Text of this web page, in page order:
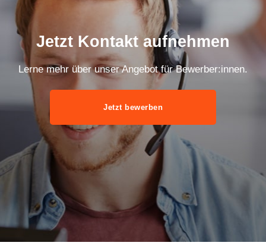
Jetzt Kontakt aufnehmen
Lerne mehr über unser Angebot für Bewerber:innen.
Jetzt bewerben